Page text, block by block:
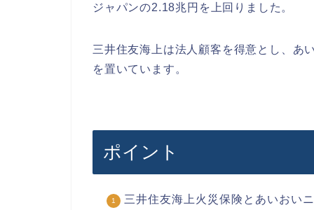
ジャパンの2.18兆円を上回りました。
三井住友海上は法人顧客を得意とし、あ
を置いています。
ポイント
三井住友海上火災保険とあいおい